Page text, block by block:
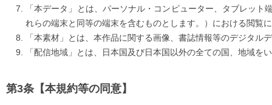
「本データ」とは、パーソナル・コンピューター、タブレッ
れらの端末と同等の端末を含むものとします。）における閲覧
「本素材」とは、本作品に関する画像、書誌情報等のデジタル
「配信地域」とは、日本国及び日本国以外の全ての国、地域を
【本規約等の同意】